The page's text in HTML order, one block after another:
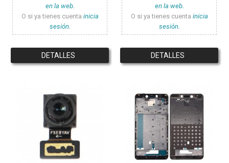
en la web.
O si ya tienes cuenta inicia
sesión.
DETALLES
en la web.
O si ya tienes cuenta inicia
sesión.
DETALLES